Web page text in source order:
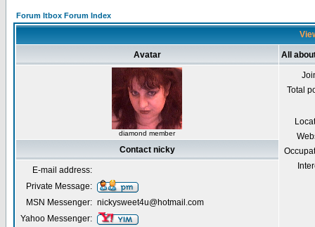
Forum Itbox Forum Index
Avatar All
diamond member
Total
Contact nicky
E-mail address:
Private Message:
MSN Messenger: nickysweet4u@hotmail.com
Yahoo Messenger: